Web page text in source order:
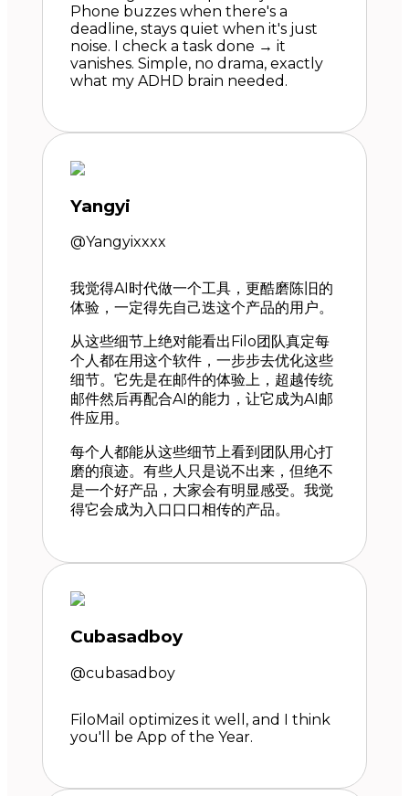
Phone buzzes when there's a
deadline, stays quiet when it's just
noise. I check a task done → it
vanishes. Simple, no drama, exactly
what my ADHD brain needed.
Yangyi
@Yangyixxxx
我觉得AI时代做一个工具，更酷磨陈旧的
体验，一定得先自己迭这个产品的用户。
从这些细节上绝对能看出Filo团队真定每
个人都在用这个软件，一步步去优化这些
细节。它先是在邮件的体验上，超越传统
邮件然后再配合AI的能力，让它成为AI邮
件应用。
每个人都能从这些细节上看到团队用心打
磨的痕迹。有些人只是说不出来，但绝不
是一个好产品，大家会有明显感受。我觉
得它会成为入口口口相传的产品。
Cubasadboy
@cubasadboy
FiloMail optimizes it well, and I think
you'll be App of the Year.